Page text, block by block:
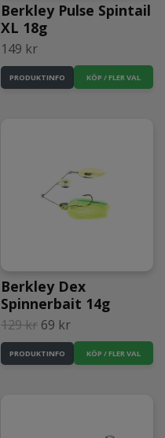
Berkley Pulse Spintail
XL 18g
149 kr
PRODUKTINFO KÖP / FLER VAL
Berkley Dex
Spinnerbait 14g
129 kr 69 kr
PRODUKTINFO KÖP / FLER VAL